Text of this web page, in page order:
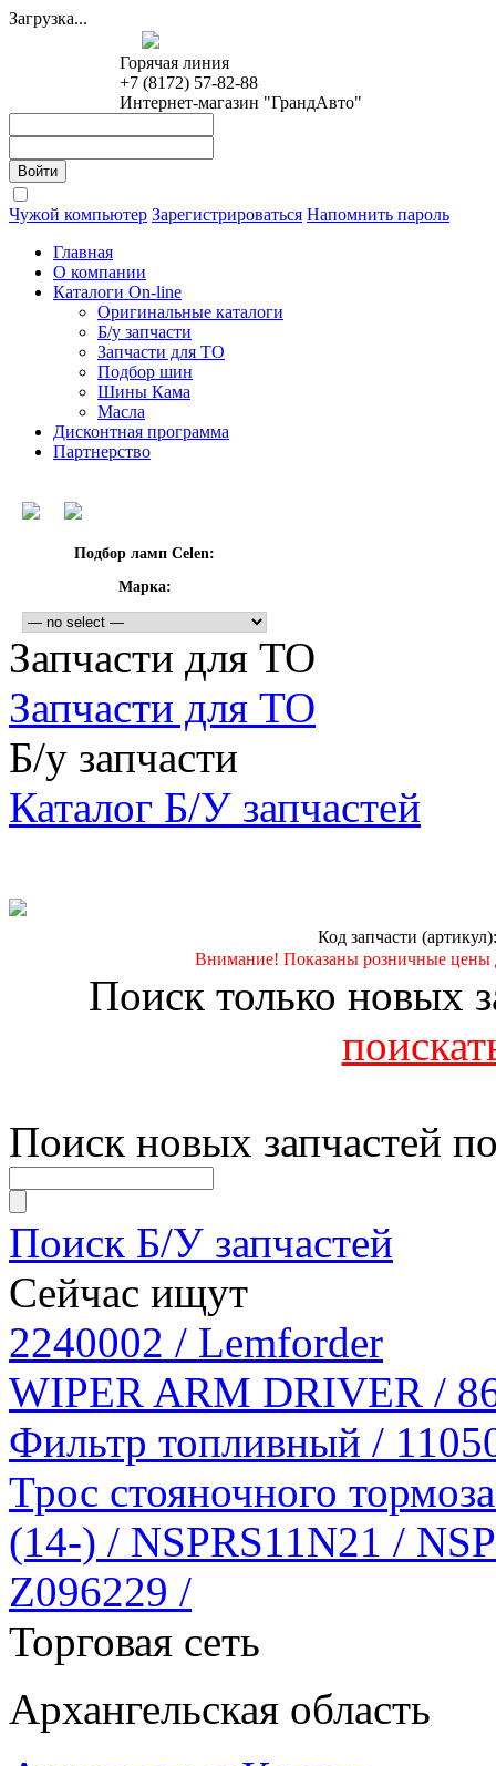
Загрузка...
Горячая линия
+7 (8172) 57-82-88
Интернет-магазин "ГрандАвто"
Чужой компьютер Зарегистрироваться Напомнить пароль
Главная
О компании
Каталоги On-line
Оригинальные каталоги
Б/у запчасти
Запчасти для ТО
Подбор шин
Шины Кама
Масла
Дисконтная программа
Партнерство
Подбор ламп Celen:
Марка:
Запчасти для ТО
Запчасти для ТО
Б/у запчасти
Каталог Б/У запчастей
Код запчасти
Внимание! Показаны розничные цены
Поиск только новых
Поиск новых запчастей
Поиск Б/У запчастей
Сейчас ищут
2240002 / Lemforder
WIPER ARM DRIVER /
Фильтр топливный /
Трос стояночного
(14-) / NSPRS11N21 / NSP
Z096229 /
Торговая сеть
Архангельская область